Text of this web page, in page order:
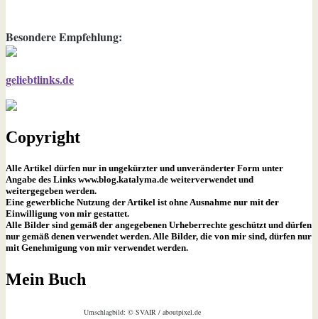
Besondere Empfehlung:
geliebtlinks.de
Copyright
Alle Artikel dürfen nur in ungekürzter und unveränderter Form unter
Angabe des Links www.blog.katalyma.de weiterverwendet und
weitergegeben werden.
Eine gewerbliche Nutzung der Artikel ist ohne Ausnahme nur mit der
Einwilligung von mir gestattet.
Alle Bilder sind gemäß der angegebenen Urheberrechte geschützt und dürfen
nur gemäß denen verwendet werden. Alle Bilder, die von mir sind, dürfen nur
mit Genehmigung von mir verwendet werden.
Mein Buch
Umschlagbild: © SVAIR / aboutpixel.de